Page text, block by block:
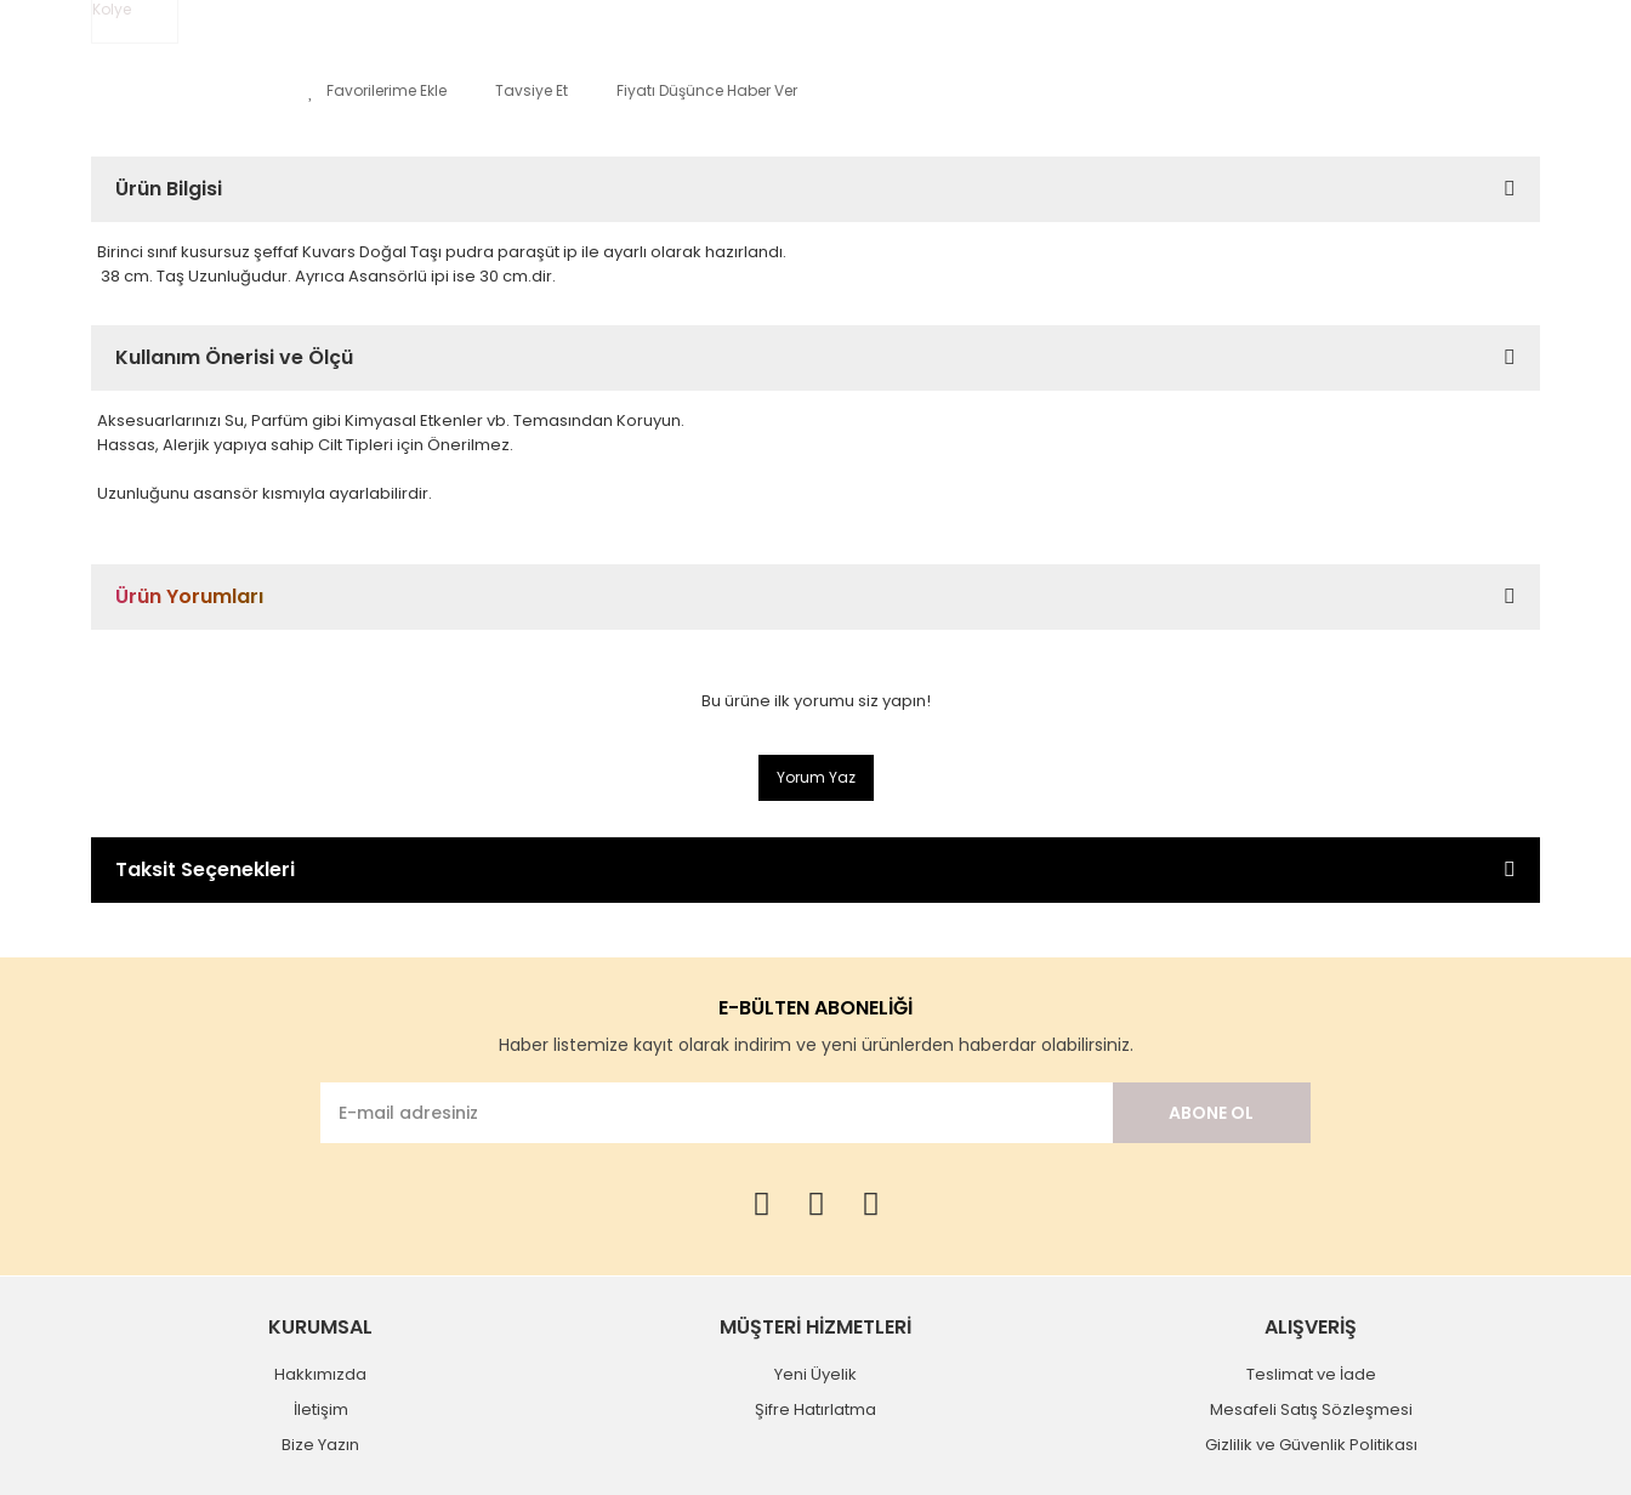
Tavsiye Et Fiyatı Düşünce Haber Ver
Ürün Bilgisi
Birinci sınıf kusursuz şeffaf Kuvars Doğal Taşı pudra paraşüt ip ile ayarlı olarak hazırlandı.
38 cm. Taş Uzunluğudur. Ayrıca Asansörlü ipi ise 30 cm.dir.
Kullanım Önerisi ve Ölçü
Aksesuarlarınızı Su, Parfüm gibi Kimyasal Etkenler vb. Temasından Koruyun.
Hassas, Alerjik yapıya sahip Cilt Tipleri için Önerilmez.
Uzunluğunu asansör kısmıyla ayarlabilirdir.
Ürün Yorumları
Bu ürüne ilk yorumu siz yapın!
Yorum Yaz
Taksit Seçenekleri
E-BÜLTEN ABONELİĞİ
Haber listemize kayıt olarak indirim ve yeni ürünlerden haberdar olabilirsiniz.
ABONE OL
KURUMSAL
Hakkımızda
İletişim
Bize Yazın
MÜŞTERİ HİZMETLERİ
Yeni Üyelik
Şifre Hatırlatma
ALIŞVERİŞ
Teslimat ve İade
Mesafeli Satış Sözleşmesi
Gizlilik ve Güvenlik Politikası